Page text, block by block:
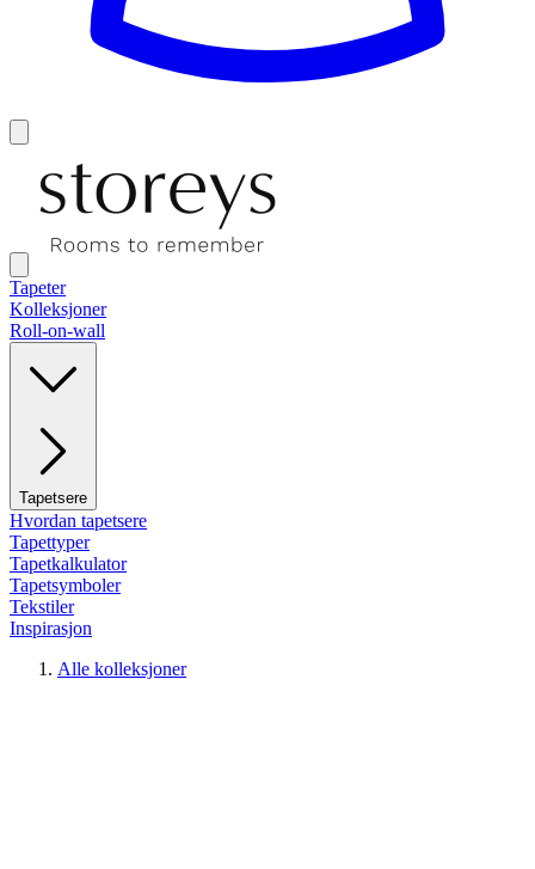
Tapeter
Kolleksjoner
Roll-on-wall
Tapetsere
Hvordan tapetsere
Tapettyper
Tapetkalkulator
Tapetsymboler
Tekstiler
Inspirasjon
Alle kolleksjoner